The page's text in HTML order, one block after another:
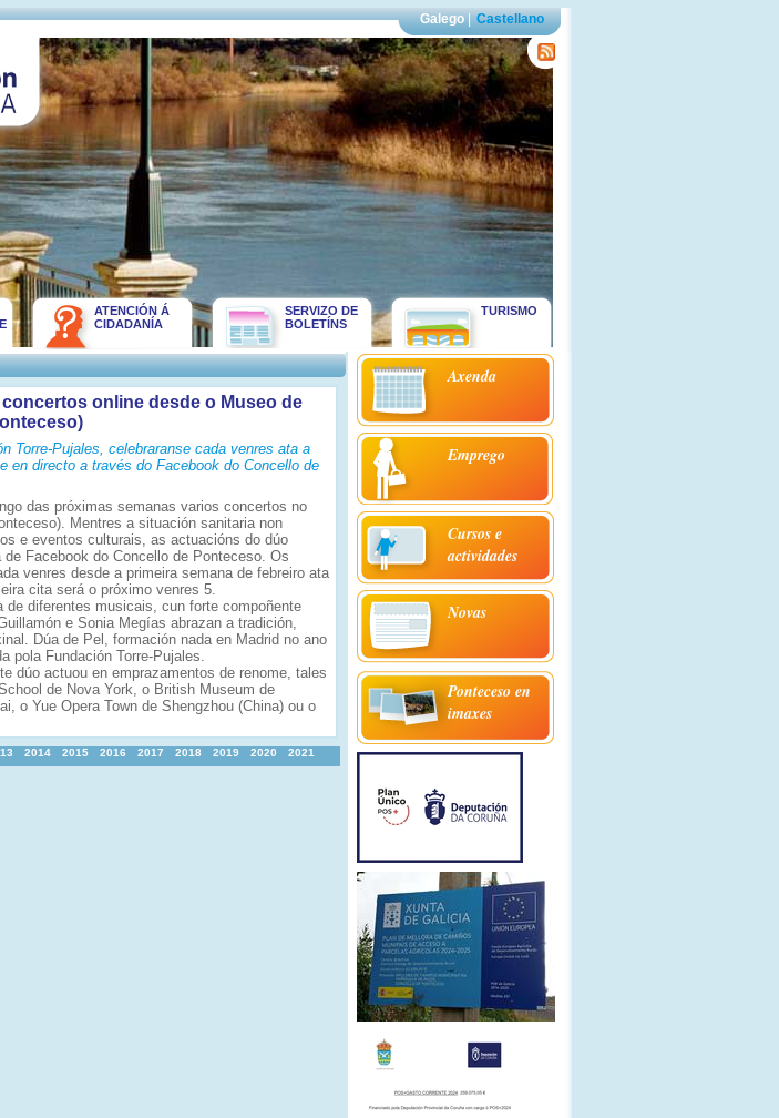
Galego| Castellano
ATENCIÓN Á
CIDADANÍA
SERVIZO DE
BOLETÍNS
TURISMO
online desde o Museo de
Torre-Pujales, celebraranse cada venres ata a
en directo a través do Facebook do Concello de
das próximas semanas varios concertos no
Mentres a situación sanitaria non
e eventos culturais, as actuacións do dúo
Facebook do Concello de Ponteceso. Os
venres desde a primeira semana de febreiro ata
cita será o próximo venres 5.
diferentes musicais, cun forte compoñente
e Sonia Megías abrazan a tradición,
Dúa de Pel, formación nada en Madrid no ano
pola Fundación Torre-Pujales.
dúo actuou en emprazamentos de renome, tales
de Nova York, o British Museum de
o Yue Opera Town de Shengzhou (China) ou o
2014 2015 2016 2017 2018 2019 2020
2021
Axenda
Emprego
Cursos e
actividades
Novas
Ponteceso en
imaxes